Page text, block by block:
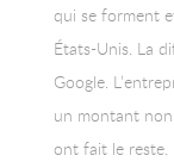
qui se forment
États-Unis. La
Google.
un montant non
ont fait le reste.